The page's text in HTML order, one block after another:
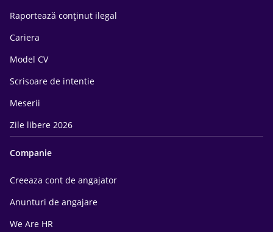
Raportează conținut ilegal
Cariera
Model CV
Scrisoare de intentie
Meserii
Zile libere 2026
Companie
Creeaza cont de angajator
Anunturi de angajare
We Are HR